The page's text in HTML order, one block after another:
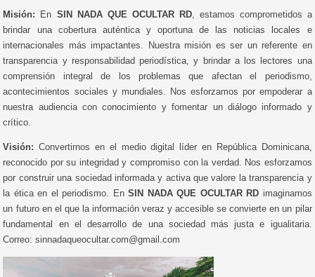
Misión: En SIN NADA QUE OCULTAR RD, estamos comprometidos a
brindar una cobertura auténtica y oportuna de las noticias locales e
internacionales más impactantes. Nuestra misión es ser un referente en
transparencia y responsabilidad periodística, y brindar a los lectores una
comprensión integral de los problemas que afectan el periodismo,
acontecimientos sociales y mundiales. Nos esforzamos por empoderar a
nuestra audiencia con conocimiento y fomentar un diálogo informado y
crítico.
Visión: Convertirnos en el medio digital líder en República Dominicana,
reconocido por su integridad y compromiso con la verdad. Nos esforzamos
por construir una sociedad informada y activa que valore la transparencia y
la ética en el periodismo. EnSIN NADA QUE OCULTAR RD imaginamos
un futuro en el que la información veraz y accesible se convierte en un pilar
fundamental en el desarrollo de una sociedad más justa e igualitaria.
Correo: sinnadaqueocultar.com@gmail.com